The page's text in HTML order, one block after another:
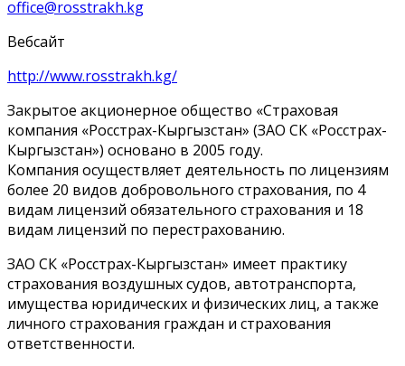
office@rosstrakh.kg
Вебсайт
http://www.rosstrakh.kg/
Закрытое акционерное общество «Страховая
компания «Росстрах-Кыргызстан» (ЗАО СК «Росстрах-
Кыргызстан») основано в 2005 году.
Компания осуществляет деятельность по лицензиям
более 20 видов добровольного страхования, по 4
видам лицензий обязательного страхования и 18
видам лицензий по перестрахованию.
ЗАО СК «Росстрах-Кыргызстан» имеет практику
страхования воздушных судов, автотранспорта,
имущества юридических и физических лиц, а также
личного страхования граждан и страхования
ответственности.